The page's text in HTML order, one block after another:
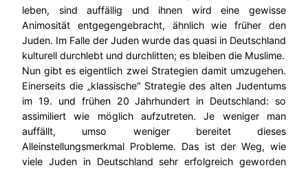
leben, sind auffällig und ihnen wird eine gewisse
Animosität entgegengebracht, ähnlich wie früher den
Juden. Im Falle der Juden wurde das quasi in Deutschland
kulturell durchlebt und durchlitten; es bleiben die Muslime.
Nun gibt es eigentlich zwei Strategien damit umzugehen.
Einerseits die „klassische“ Strategie des alten Judentums
im 19. und frühen 20 Jahrhundert in Deutschland: so
assimiliert wie möglich aufzutreten. Je weniger man
auffällt, umso weniger bereitet dieses
Alleinstellungsmerkmal Probleme. Das ist der Weg, wie
viele Juden in Deutschland sehr erfolgreich geworden